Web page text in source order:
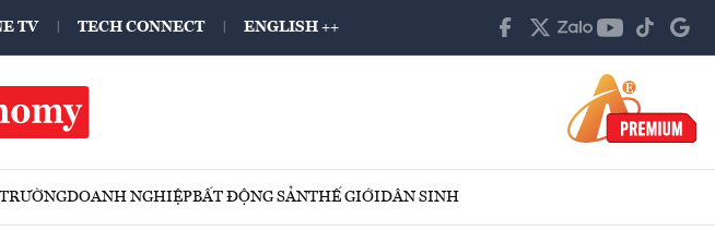
TV TECH CONNECT ENGLISH ++
DOANH NGHIỆPBẤT ĐỘNG SẢNTHẾ GIỚIDÂN SINH